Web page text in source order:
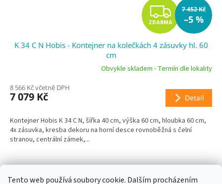
Tento web používá soubory cookie. Dalším procházením
Z
D
A
R
M
A
ZDARMA
7 452 Kč
–5 %
K 34 C N Hobis - Kontejner na kolečkách 4 zásuvky hl. 60
cm
Obvykle skladem - Termín dle lokality
8 566 Kč včetně DPH
7 079 Kč Detail
Kontejner Hobis K 34 C N, šířka 40 cm, výška 60 cm, hloubka 60 cm,
4x zásuvka, kresba dekoru na horní desce rovnoběžná s čelní
stranou, centrální zámek,...